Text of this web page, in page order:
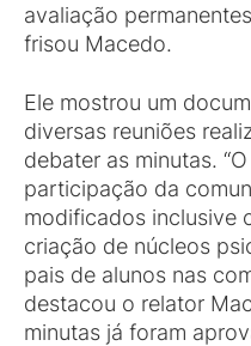
avaliação
frisou Macedo.
Ele mostrou um
diversas reuniões
debater as minutas.
participação da
modificados inclusive
criação de núcleos
pais de alunos nas
destacou o relator
minutas já foram